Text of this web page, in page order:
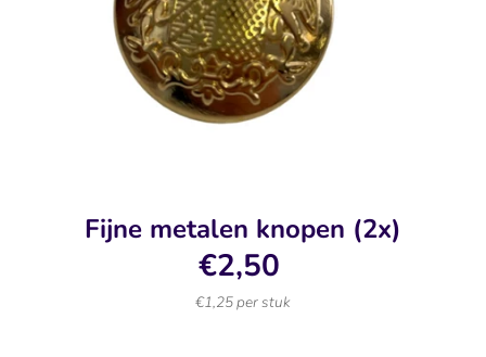
Fijne metalen knopen (2x)
€2,50
€1,25 per stuk